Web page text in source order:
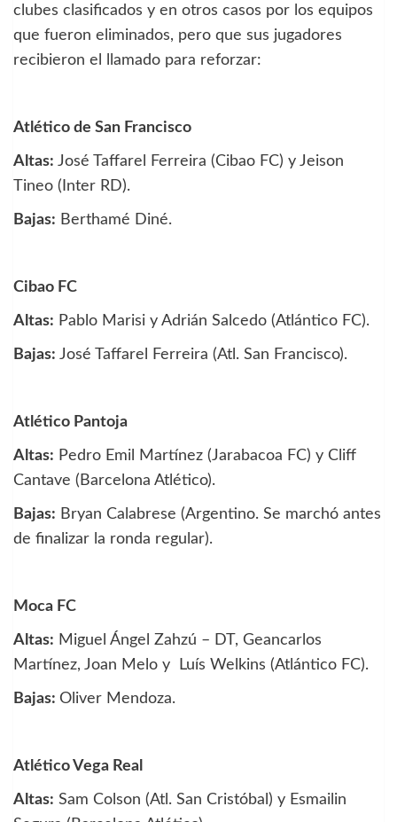
clubes clasificados y en otros casos por los equipos
que fueron eliminados, pero que sus jugadores
recibieron el llamado para reforzar:
Atlético de San Francisco
Altas: José Taffarel Ferreira (Cibao FC) y Jeison
Tineo (Inter RD).
Bajas: Berthamé Diné.
Cibao FC
Altas: Pablo Marisi y Adrián Salcedo (Atlántico FC).
Bajas: José Taffarel Ferreira (Atl. San Francisco).
Atlético Pantoja
Altas: Pedro Emil Martínez (Jarabacoa FC) y Cliff
Cantave (Barcelona Atlético).
Bajas: Bryan Calabrese (Argentino. Se marchó antes
de finalizar la ronda regular).
Moca FC
Altas: Miguel Ángel Zahzú – DT, Geancarlos
Martínez, Joan Melo y Luís Welkins (Atlántico FC).
Bajas: Oliver Mendoza.
Atlético Vega Real
Altas: Sam Colson (Atl. San Cristóbal) y Esmailin